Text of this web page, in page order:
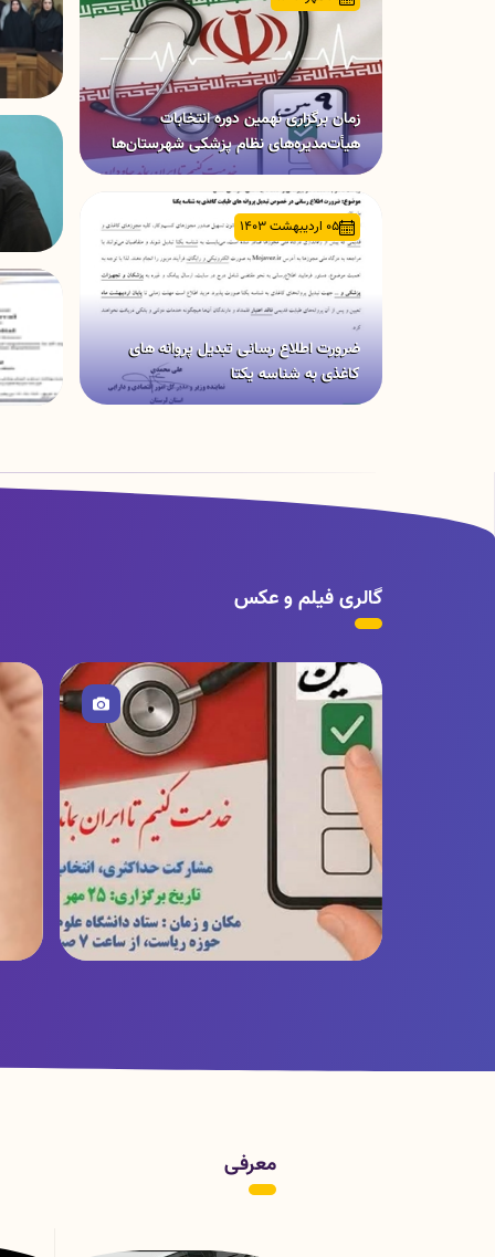
زمان برگزاری نهمین دوره انتخابات
هیأت‌مدیره‌های نظام پزشکی شهرستان‌ها
05 اردیبهشت 1403
ضرورت اطلاع رسانی تبدیل پروانه های
کاغذی به شناسه یکتا
گالری فیلم و عکس
معرفی